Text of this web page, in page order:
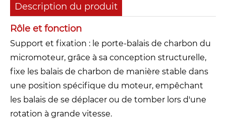
Description du produit
Rôle et fonction
Support et fixation : le porte-balais de charbon du
micromoteur, grâce à sa conception structurelle,
fixe les balais de charbon de manière stable dans
une position spécifique du moteur, empêchant
les balais de se déplacer ou de tomber lors d'une
rotation à grande vitesse.